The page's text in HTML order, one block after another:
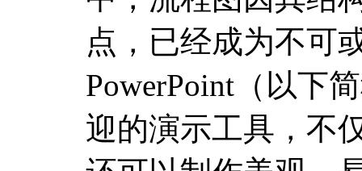
点，已经成为不可
PowerPoint（以下
迎的演示工具，不